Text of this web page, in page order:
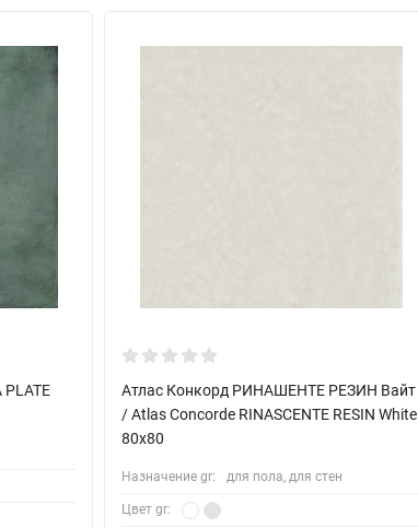
Атлас Конкорд РИНАШЕНТЕ РЕЗИН Вайт
/ Atlas Concorde RINASCENTE RESIN White
80x80
Назначение gr: для пола, для стен
Цвет gr: